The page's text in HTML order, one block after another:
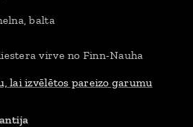
balta
virve no Finn-Nauha
lai izvēlētos pareizo garumu